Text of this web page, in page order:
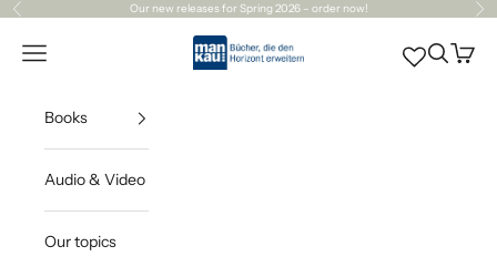
Skip to content
Previous Our new releasesfor Spring 2026 – order now!
Mankau Verlag
Open navigation menu OpenOpen
Books
Audio & Video
Our topics